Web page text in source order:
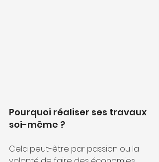
Pourquoi réaliser ses travaux
soi-même ?
Cela peut-être par passion ou la